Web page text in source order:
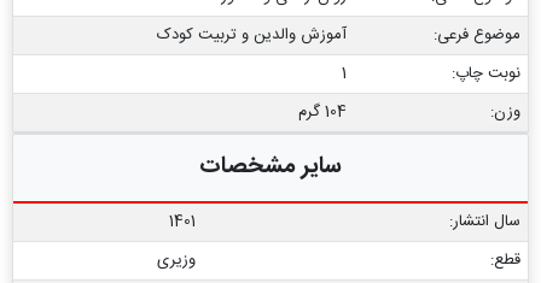
موضوع فرعی:
آموزش والدین و تربیت کودک
نوبت چاپ:
1
وزن:
104 گرم
سایر مشخصات
سال انتشار:
1401
قطع:
وزیری